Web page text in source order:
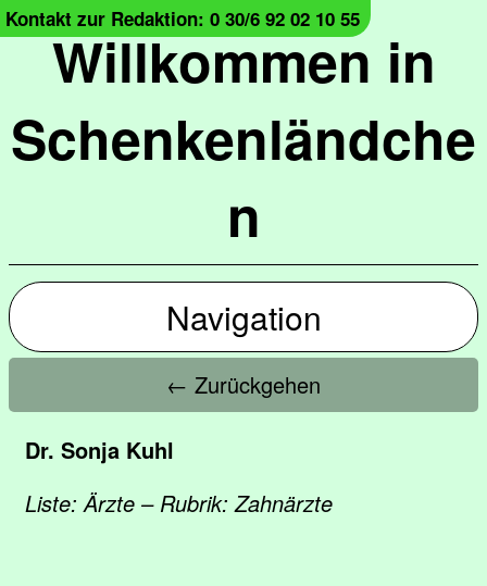
Willkommen in
Schenkenländche
n
Kontakt zur Redaktion: 0 30/6 92 02 10 55
Navigation
← Zurückgehen
Dr. Sonja Kuhl
Liste: Ärzte – Rubrik: Zahnärzte